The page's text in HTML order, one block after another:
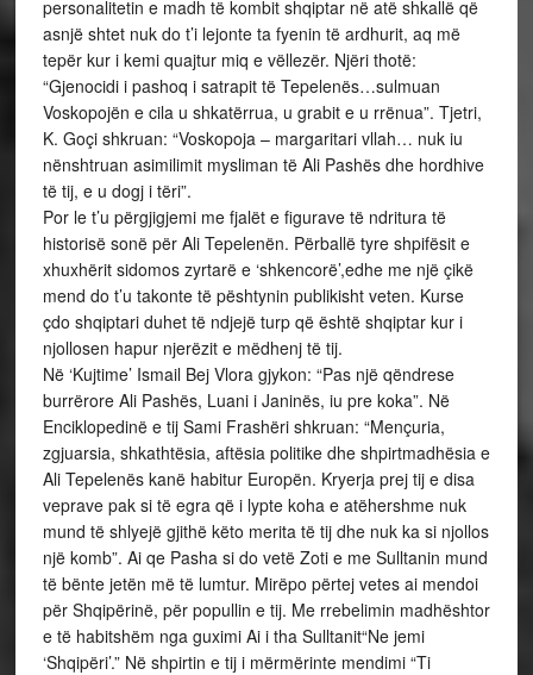
personalitetin e madh të kombit shqiptar në atë shkallë që
asnjë shtet nuk do t’i lejonte ta fyenin të ardhurit, aq më
tepër kur i kemi quajtur miq e vëllezër. Njëri thotë:
“Gjenocidi i pashoq i satrapit të Tepelenës…sulmuan
Voskopojën e cila u shkatërrua, u grabit e u rrënua”. Tjetri,
K. Goçi shkruan: “Voskopoja – margaritari vllah… nuk iu
nënshtruan asimilimit mysliman të Ali Pashës dhe hordhive
të tij, e u dogj i tëri”.
Por le t’u përgjigjemi me fjalët e figurave të ndritura të
historisë sonë për Ali Tepelenën. Përballë tyre shpifësit e
xhuxhërit sidomos zyrtarë e ‘shkencorë’,edhe me një çikë
mend do t’u takonte të pështynin publikisht veten. Kurse
çdo shqiptari duhet të ndjejë turp që është shqiptar kur i
njollosen hapur njerëzit e mëdhenj të tij.
Në ‘Kujtime’ Ismail Bej Vlora gjykon: “Pas një qëndrese
burrërore Ali Pashës, Luani i Janinës, iu pre koka”. Në
Enciklopedinë e tij Sami Frashëri shkruan: “Mençuria,
zgjuarsia, shkathtësia, aftësia politike dhe shpirtmadhësia e
Ali Tepelenës kanë habitur Europën. Kryerja prej tij e disa
veprave pak si të egra që i lypte koha e atëhershme nuk
mund të shlyejë gjithë këto merita të tij dhe nuk ka si njollos
një komb”. Ai qe Pasha si do vetë Zoti e me Sulltanin mund
të bënte jetën më të lumtur. Mirëpo përtej vetes ai mendoi
për Shqipërinë, për popullin e tij. Me rrebelimin madhështor
e të habitshëm nga guximi Ai i tha Sulltanit“Ne jemi
‘Shqipëri’.” Në shpirtin e tij i mërmërinte mendimi “Ti